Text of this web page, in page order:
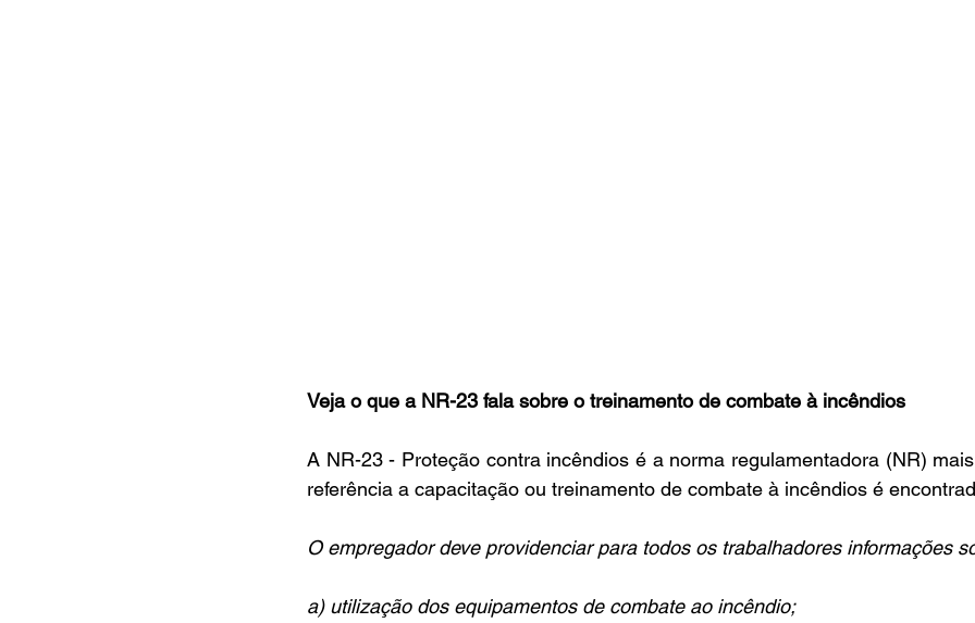
Veja o que a NR-23 fala sobre o treinamento de combate à incêndios
A NR-23 - Proteção contra incêndios é a norma regulamentadora (NR)
referência a capacitação ou treinamento de combate à incêndios é
O empregador deve providenciar para todos os trabalhadores informações
a) utilização dos equipamentos de combate ao incêndio;